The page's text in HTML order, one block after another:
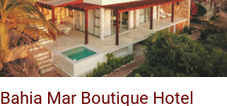
Bahia Mar Boutique Hotel